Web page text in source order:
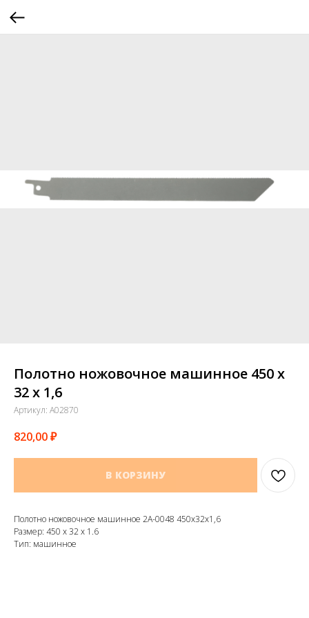
Полотно ножовочное машинное 450 х
32 х 1,6
Артикул: A02870
820,00₽
В КОРЗИНУ
Полотно ножовочное машинное 2А-0048 450х32х1,6
Размер: 450 х 32 х 1.6
Тип: машинное